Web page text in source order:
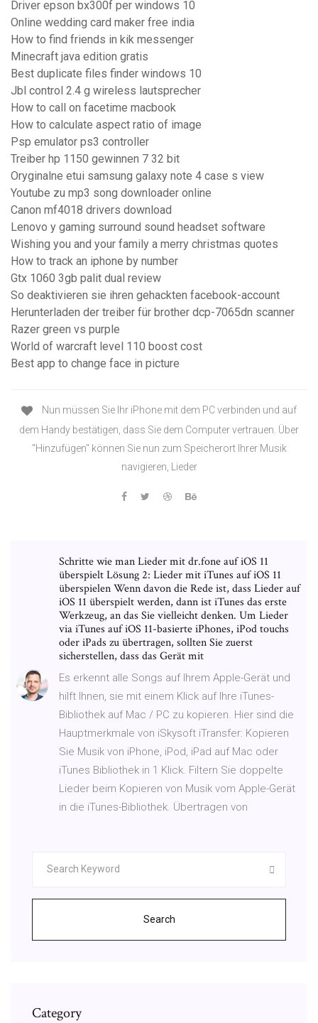
Driver epson bx300f per windows 10
Online wedding card maker free india
How to find friends in kik messenger
Minecraft java edition gratis
Best duplicate files finder windows 10
Jbl control 2.4 g wireless lautsprecher
How to call on facetime macbook
How to calculate aspect ratio of image
Psp emulator ps3 controller
Treiber hp 1150 gewinnen 7 32 bit
Oryginalne etui samsung galaxy note 4 case s view
Youtube zu mp3 song downloader online
Canon mf4018 drivers download
Lenovo y gaming surround sound headset software
Wishing you and your family a merry christmas quotes
How to track an iphone by number
Gtx 1060 3gb palit dual review
So deaktivieren sie ihren gehackten facebook-account
Herunterladen der treiber für brother dcp-7065dn scanner
Razer green vs purple
World of warcraft level 110 boost cost
Best app to change face in picture
Nun müssen Sie Ihr iPhone mit dem PC verbinden und auf
dem Handy bestätigen, dass Sie dem Computer vertrauen. Über
"Hinzufügen" können Sie nun zum Speicherort Ihrer Musik
navigieren, Lieder
Schritte wie man Lieder mit dr.fone auf iOS 11
überspielt Lösung 2: Lieder mit iTunes auf iOS 11
überspielen Wenn davon die Rede ist, dass Lieder auf
iOS 11 überspielt werden, dann ist iTunes das erste
Werkzeug, an das Sie vielleicht denken. Um Lieder
via iTunes auf iOS 11-basierte iPhones, iPod touchs
oder iPads zu übertragen, sollten Sie zuerst
sicherstellen, dass das Gerät mit
Es erkennt alle Songs auf Ihrem Apple-Gerät und
hilft Ihnen, sie mit einem Klick auf Ihre iTunes-
Bibliothek auf Mac / PC zu kopieren. Hier sind die
Hauptmerkmale von iSkysoft iTransfer: Kopieren
Sie Musik von iPhone, iPod, iPad auf Mac oder
iTunes Bibliothek in 1 Klick. Filtern Sie doppelte
Lieder beim Kopieren von Musik vom Apple-Gerät
in die iTunes-Bibliothek. Übertragen von
Search
Category